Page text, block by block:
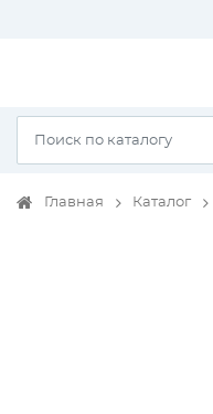
Главная Каталог